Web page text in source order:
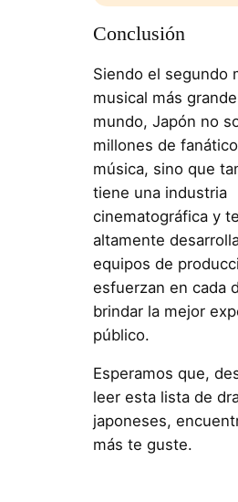
Conclusión
Siendo el segundo
musical más
mundo, Japón no
millones de
música, sino que
tiene una industria
cinematográfica y
altamente
equipos de
esfuerzan en cada
brindar la mejor
público.
Esperamos que,
leer esta lista de
japoneses,
más te guste.